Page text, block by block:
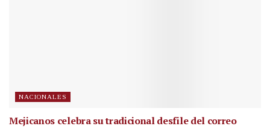
NACIONALES
Mejicanos celebra su tradicional desfile del correo